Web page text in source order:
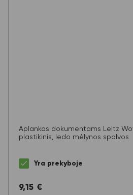
Aplankas dokumentams LeItz
plastikinis, ledo mėlynos spalvos
Yra prekyboje
9,15 €